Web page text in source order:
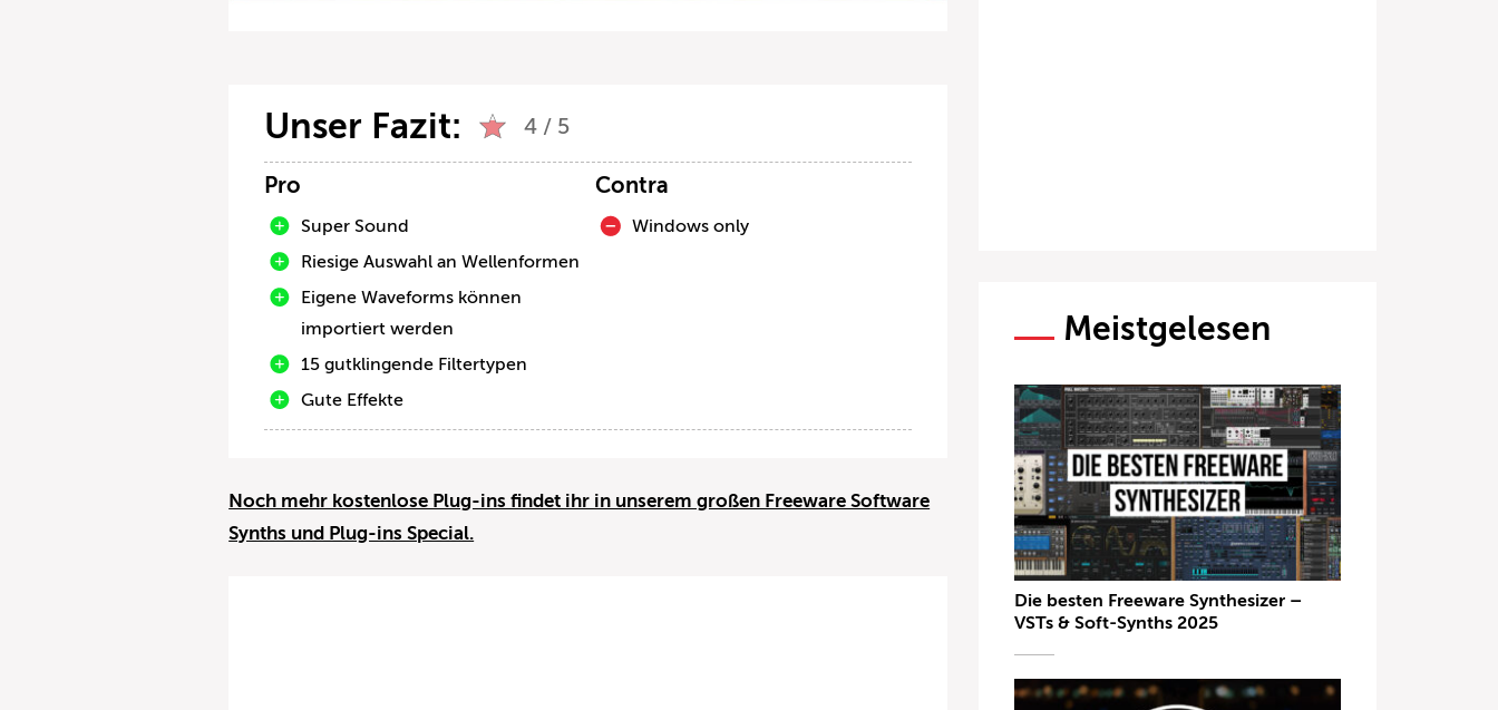
Unser Fazit: 4 / 5
Pro
Super Sound
Riesige Auswahl an Wellenformen
Eigene Waveforms können
importiert werden
15 gutklingende Filtertypen
Gute Effekte
Contra
Windows only
Noch mehr kostenlose Plug-ins findet ihr in unserem großen Freeware Software
Synths und Plug-ins Special.
Meistgelesen
Die besten Freeware Synthesizer –
VSTs & Soft-Synths 2025